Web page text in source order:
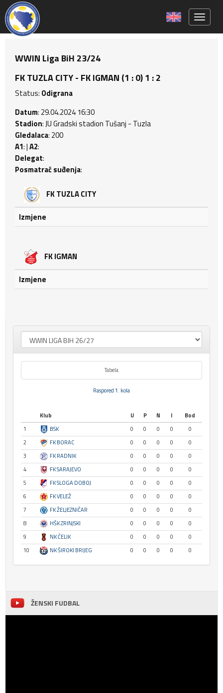
WWIN Liga BiH 23/24
FK TUZLA CITY - FK IGMAN (1 : 0) 1 : 2
Status: Odigrana
Datum: 29.04.2024 16:30
Stadion: JU Gradski stadion Tušanj - Tuzla
Gledalaca: 200
A1: |A2:
Delegat:
Posmatrač suđenja:
FK TUZLA CITY
Izmjene
FK IGMAN
Izmjene
Tabela
Raspored 1. kola
Klub U P N I
Bod
1
BSK 0 0 0 0
0
2
FK BORAC 0 0 0 0
0
3
FK RADNIK 0 0 0 0
0
4
FK SARAJEVO 0 0 0 0
0
5
FK SLOGA DOBOJ 0 0 0 0
0
6
FK VELEŽ 0 0 0 0
0
7
FK ŽELJEZNIČAR 0 0 0 0
0
8
HŠK ZRINJSKI 0 0 0 0
0
9
NK ČELIK 0 0 0 0
0
10
NK ŠIROKI BRIJEG 0 0 0 0 0
ŽENSKI FUDBAL